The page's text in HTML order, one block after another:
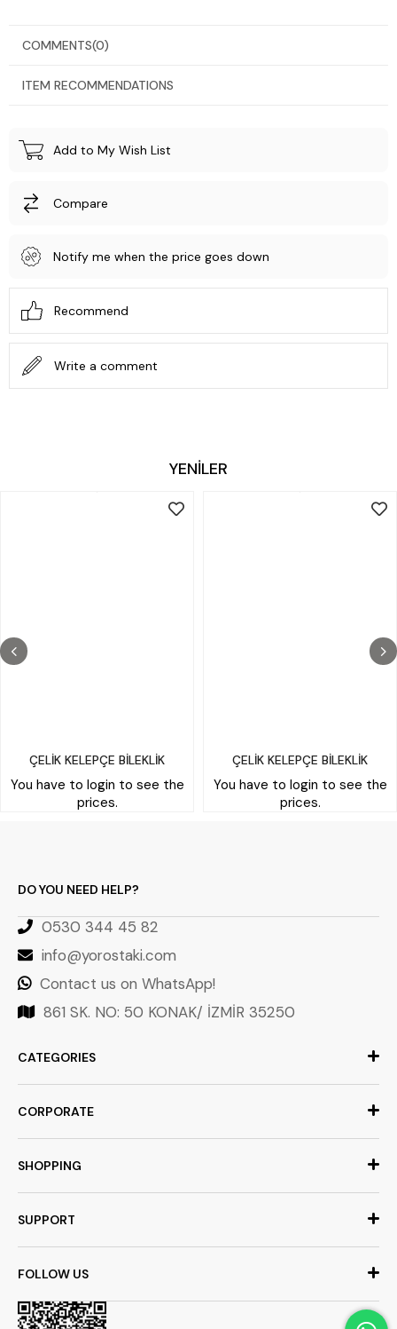
COMMENTS(0)
ITEM RECOMMENDATIONS
Add to My Wish List
Compare
Notify me when the price goes down
Recommend
Write a comment
YENİLER
ÇELİK KELEPÇE BİLEKLİK
You have to login to see the
prices.
ÇELİK KELEPÇE BİLEKLİK
You have to login to see the
prices.
DO YOU NEED HELP?
0530 344 45 82
info@yorostaki.com
Contact us on WhatsApp!
861 SK. NO: 50 KONAK/ İZMİR 35250
CATEGORIES
CORPORATE
SHOPPING
SUPPORT
FOLLOW US